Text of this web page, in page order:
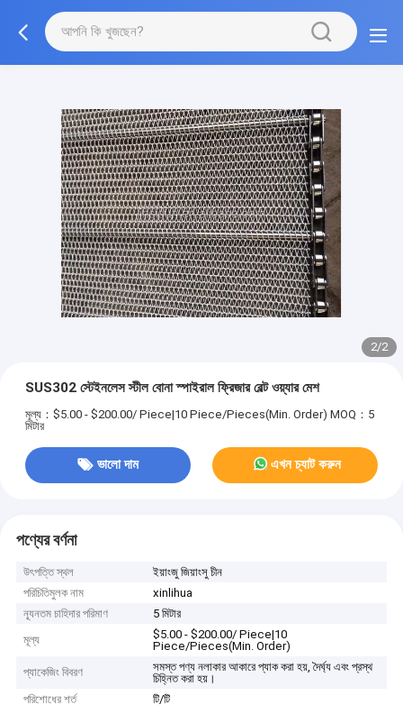
2/2
SUS302 স্টেইনলেস স্টীল বোনা স্পাইরাল ফ্রিজার বেল্ট ওয়্যার মেশ
মূল্য：$5.00 - $200.00/ Piece|10 Piece/Pieces(Min. Order) MOQ：5
মিটার
ভালো দাম এখন চ্যাট করুন
পণ্যের বর্ণনা
উৎপত্তি স্থল
ইয়াংজু জিয়াংসু চীন
পরিচিতিমুলক নাম
xinlihua
ন্যূনতম চাহিদার পরিমাণ
5 মিটার
মূল্য
$5.00 - $200.00/ Piece|10
Piece/Pieces(Min. Order)
প্যাকেজিং বিবরণ
সমস্ত পণ্য নলাকার আকারে প্যাক করা হয়, দৈর্ঘ্য এবং প্রস্থ
চিহ্নিত করা হয়।
পরিশোধের শর্ত
টি/টি